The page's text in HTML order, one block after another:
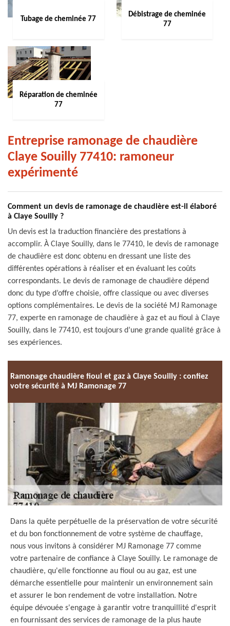
Tubage de cheminée 77
Débistrage de cheminée
77
Réparation de cheminée
77
Entreprise ramonage de chaudière
Claye Souilly 77410: ramoneur
expérimenté
Comment un devis de ramonage de chaudière est-il élaboré
à Claye Souilly ?
Un devis est la traduction financière des prestations à
accomplir. À Claye Souilly, dans le 77410, le devis de ramonage
de chaudière est donc obtenu en dressant une liste des
différentes opérations à réaliser et en évaluant les coûts
correspondants. Le devis de ramonage de chaudière dépend
donc du type d’offre choisie, offre classique ou avec diverses
options complémentaires. Le devis de la société MJ Ramonage
77, experte en ramonage de chaudière à gaz et au fioul à Claye
Souilly, dans le 77410, est toujours d’une grande qualité grâce à
ses expériences.
Ramonage chaudière fioul et gaz à Claye Souilly : confiez
votre sécurité à MJ Ramonage 77
Dans la quête perpétuelle de la préservation de votre sécurité
et du bon fonctionnement de votre système de chauffage,
nous vous invitons à considérer MJ Ramonage 77 comme
votre partenaire de confiance à Claye Souilly. Le ramonage de
chaudière, qu'elle fonctionne au fioul ou au gaz, est une
démarche essentielle pour maintenir un environnement sain
et assurer le bon rendement de votre installation. Notre
équipe dévouée s'engage à garantir votre tranquillité d'esprit
en fournissant des services de ramonage de la plus haute